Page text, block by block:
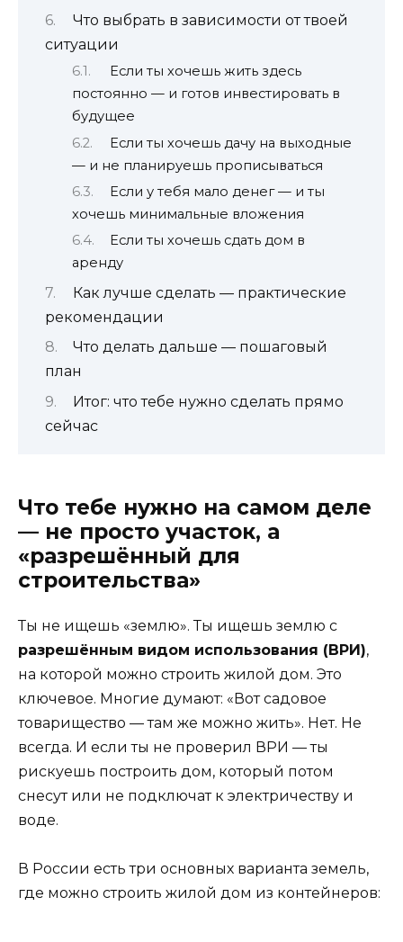
Что выбрать в зависимости от твоей
ситуации
Если ты хочешь жить здесь
постоянно — и готов инвестировать в
будущее
Если ты хочешь дачу на выходные
— и не планируешь прописываться
Если у тебя мало денег — и ты
хочешь минимальные вложения
Если ты хочешь сдать дом в
аренду
Как лучше сделать — практические
рекомендации
Что делать дальше — пошаговый
план
Итог: что тебе нужно сделать прямо
сейчас
Что тебе нужно на самом деле
— не просто участок, а
«разрешённый для
строительства»
Ты не ищешь «землю». Ты ищешь землю с
разрешённым видом использования (ВРИ),
на которой можно строить жилой дом. Это
ключевое. Многие думают: «Вот садовое
товарищество — там же можно жить». Нет. Не
всегда. И если ты не проверил ВРИ — ты
рискуешь построить дом, который потом
снесут или не подключат к электричеству и
воде.
В России есть три основных варианта земель,
где можно строить жилой дом из контейнеров: